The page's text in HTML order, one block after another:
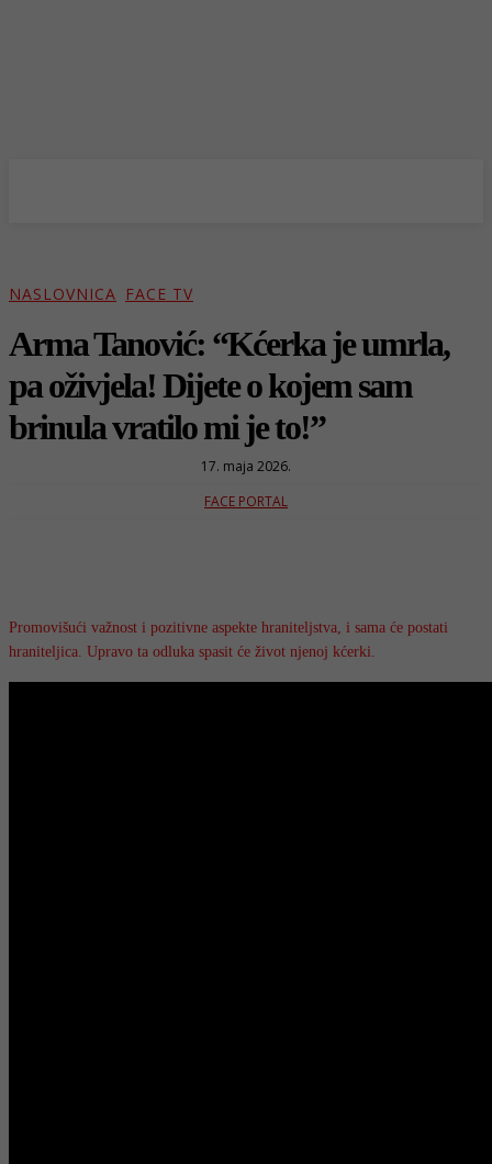
NASLOVNICA FACE TV
Arma Tanović: “Kćerka je umrla,
pa oživjela! Dijete o kojem sam
brinula vratilo mi je to!”
17. maja 2026.
FACE PORTAL
Promovišući važnost i pozitivne aspekte hraniteljstva, i sama će postati
hraniteljica. Upravo ta odluka spasit će život njenoj kćerki.